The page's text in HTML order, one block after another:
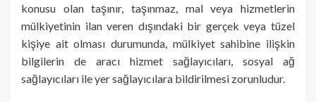
konusu olan taşınır, taşınmaz, mal veya hizmetlerin
mülkiyetinin ilan veren dışındaki bir gerçek veya tüzel
kişiye ait olması durumunda, mülkiyet sahibine ilişkin
bilgilerin de aracı hizmet sağlayıcıları, sosyal ağ
sağlayıcıları ile yer sağlayıcılara bildirilmesi zorunludur.